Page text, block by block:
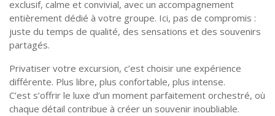
exclusif, calme et convivial, avec un accompagnement
entièrement dédié à votre groupe. Ici, pas de compromis :
juste du temps de qualité, des sensations et des souvenirs
partagés.
Privatiser votre excursion, c’est choisir une expérience
différente. Plus libre, plus confortable, plus intense.
C’est s’offrir le luxe d’un moment parfaitement orchestré, où
chaque détail contribue à créer un souvenir inoubliable.